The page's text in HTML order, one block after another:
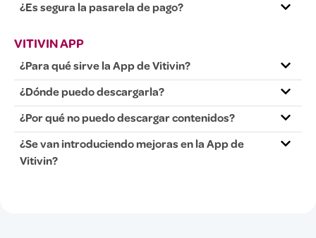
¿Es segura la pasarela de pago?
VITIVIN APP
¿Para qué sirve la App de Vitivin?
¿Dónde puedo descargarla?
¿Por qué no puedo descargar contenidos?
¿Se van introduciendo mejoras en la App de
Vitivin?